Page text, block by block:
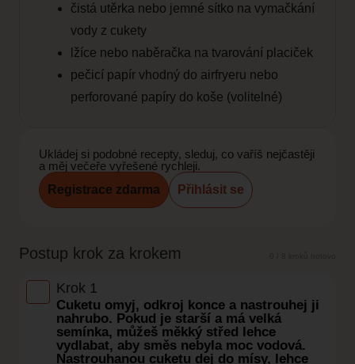
čistá utěrka nebo jemné sítko na vymačkání
vody z cukety
lžíce nebo naběračka na tvarování placiček
pečicí papír vhodný do airfryeru nebo
perforované papíry do koše (volitelné)
Ukládej si podobné recepty, sleduj, co vaříš nejčastěji
a měj večeře vyřešené rychleji.
Registrace zdarma
Přihlásit se
Postup krok za krokem
Krok 1
Cuketu omyj, odkroj konce a nastrouhej ji
nahrubo. Pokud je starší a má velká
semínka, můžeš měkký střed lehce
vydlabat, aby směs nebyla moc vodová.
Nastrouhanou cuketu dej do mísy, lehce